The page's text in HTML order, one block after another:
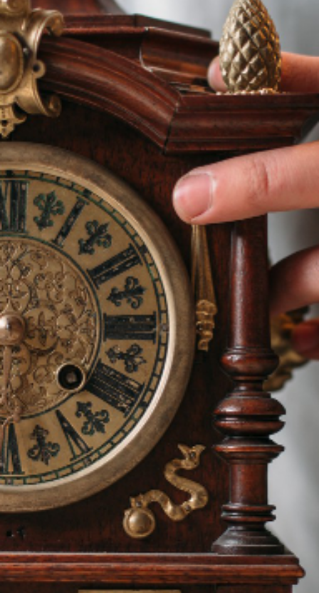
ENVOYER